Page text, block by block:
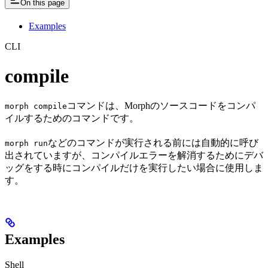
On this page
Examples
CLI
compile
morph compile コマンドは、Morphのソースコードをコンパ
イルするためのコマンドです。
morph runなどのコマンドが実行される前には自動的に呼び
出されていますが、コンパイルエラーを解消するためにデバ
ッグをする時にコンパイルだけを実行したい場合に使用しま
す。
Examples
Shell